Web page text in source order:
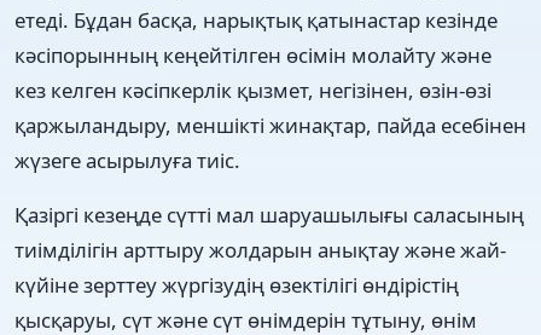
етеді. Бұдан басқа, нарықтық қатынастар кезінде
кәсіпорынның кеңейтілген өсімін молайту және
кез келген кәсіпкерлік қызмет, негізінен, өзін-өзі
қаржыландыру, меншікті жинақтар, пайда есебінен
жүзеге асырылуға тиіс.
Қазіргі кезеңде сүтті мал шаруашылығы саласының
тиімділігін арттыру жолдарын анықтау және жай-
күйіне зерттеу жүргізудің өзектілігі өндірістің
қысқаруы, сүт және сүт өнімдерін тұтыну, өнім